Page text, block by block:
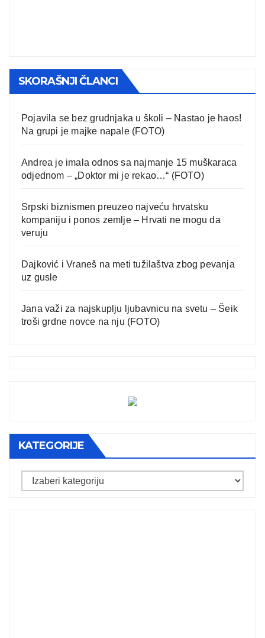
SKORAŠNJI ČLANCI
Pojavila se bez grudnjaka u školi – Nastao je haos!
Na grupi je majke napale (FOTO)
Andrea je imala odnos sa najmanje 15 muškaraca
odjednom – „Doktor mi je rekao…“ (FOTO)
Srpski biznismen preuzeo najveću hrvatsku
kompaniju i ponos zemlje – Hrvati ne mogu da
veruju
Dajković i Vraneš na meti tužilaštva zbog pevanja
uz gusle
Jana važi za najskuplju ljubavnicu na svetu – Šeik
troši grdne novce na nju (FOTO)
KATEGORIJE
Kategorije